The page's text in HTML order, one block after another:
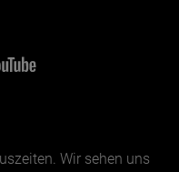
Wir sehen uns